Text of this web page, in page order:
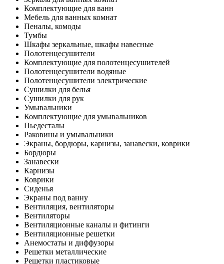
Комплектующие для ванн
Мебель для ванных комнат
Пеналы, комоды
Тумбы
Шкафы зеркальные, шкафы навесные
Полотенцесушители
Комплектующие для полотенцесушителей
Полотенцесушители водяные
Полотенцесушители электрические
Сушилки для белья
Сушилки для рук
Умывальники
Комплектующие для умывальников
Пьедесталы
Раковины и умывальники
Экраны, бордюры, карнизы, занавески, коврики
Бордюры
Занавески
Карнизы
Коврики
Сиденья
Экраны под ванну
Вентиляция, вентиляторы
Вентиляторы
Вентиляционные каналы и фитинги
Вентиляционные решетки
Анемостаты и диффузоры
Решетки металлические
Решетки пластиковые